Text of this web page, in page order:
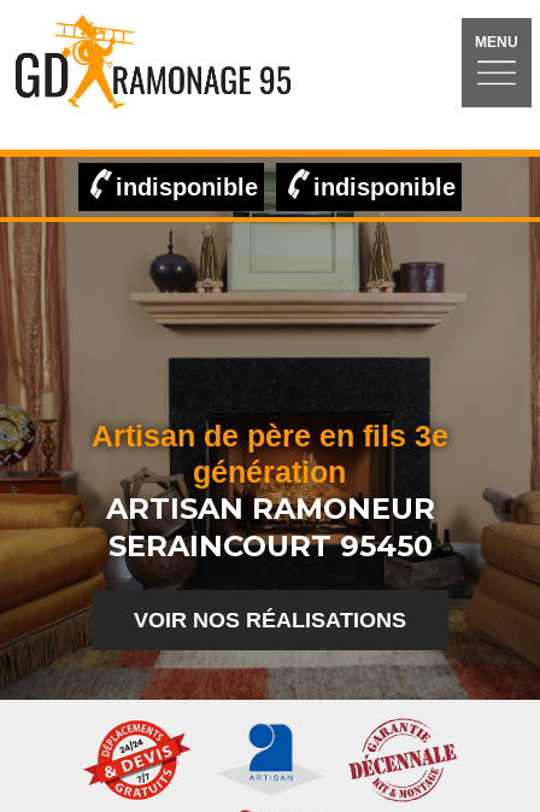
MENU
indisponible indisponible
Artisan de père en fils 3e
génération
ARTISAN RAMONEUR
SERAINCOURT 95450
VOIR NOS RÉALISATIONS